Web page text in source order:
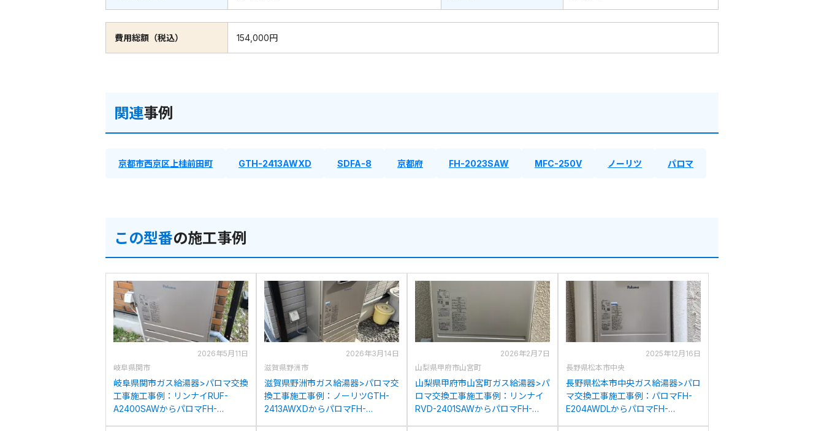
費用総額（税込） 154,000円
関連事例
京都市西京区上桂前田町 GTH-2413AWXD SDFA-8 京都府 FH-2023SAW MFC-250V ノーリツ パロマ
この型番の施工事例
2026年5月11日
岐阜県関市
岐阜県関市ガス給湯器>パロマ交換
工事施工事例：リンナイRUF-
A2400SAWからパロマFH-
2026年3月14日
滋賀県野洲市
滋賀県野洲市ガス給湯器>パロマ交
換工事施工事例：ノーリツGTH-
2413AWXDからパロマFH-
2026年2月7日
山梨県甲府市山宮町
山梨県甲府市山宮町ガス給湯器>パ
ロマ交換工事施工事例：リンナイ
RVD-2401SAWからパロマFH-
2025年12月16日
長野県松本市中央
長野県松本市中央ガス給湯器>パロ
マ交換工事施工事例：パロマFH-
E204AWDLからパロマFH-